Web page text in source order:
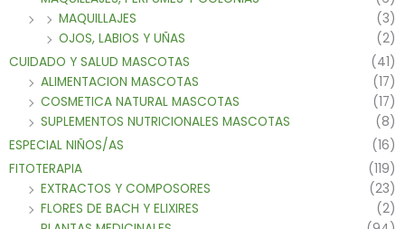
MAQUILLAJES
(3)
OJOS, LABIOS Y UÑAS
(2)
CUIDADO Y SALUD MASCOTAS
(41)
ALIMENTACION MASCOTAS
(17)
COSMETICA NATURAL MASCOTAS
(17)
SUPLEMENTOS NUTRICIONALES MASCOTAS
(8)
ESPECIAL NIÑOS/AS
(16)
FITOTERAPIA
(119)
EXTRACTOS Y COMPOSORES
(23)
FLORES DE BACH Y ELIXIRES
(2)